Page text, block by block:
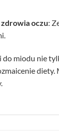
oczu:
miodu nie
diety.